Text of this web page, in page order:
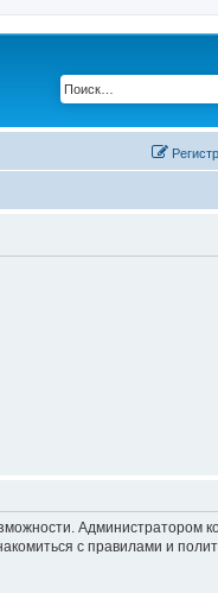
Администратором
с правилами и